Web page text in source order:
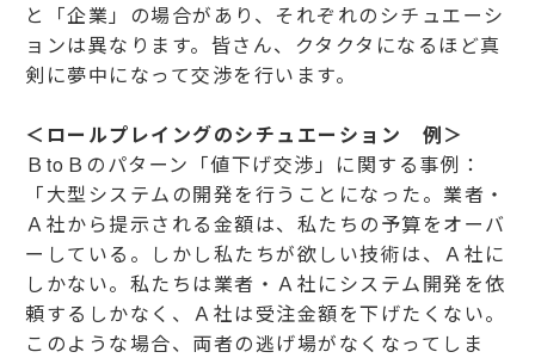
と「企業」の場合があり、それぞれのシチュエーシ
ョンは異なります。皆さん、クタクタになるほど真
剣に夢中になって交渉を行います。
＜ロールプレイングのシチュエーション 例＞
ＢtoＢのパターン「値下げ交渉」に関する事例：
「大型システムの開発を行うことになった。業者・
Ａ社から提示される金額は、私たちの予算をオーバ
ーしている。しかし私たちが欲しい技術は、Ａ社に
しかない。私たちは業者・Ａ社にシステム開発を依
頼するしかなく、Ａ社は受注金額を下げたくない。
このような場合、両者の逃げ場がなくなってしま